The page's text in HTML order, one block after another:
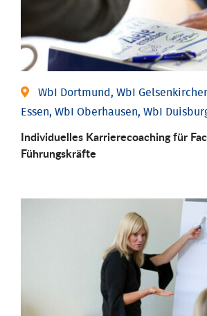
WbI Dortmund, WbI
Essen, WbI Oberhausen, WbI
Individu­elles Karrierecoaching für
Führungs­kräfte